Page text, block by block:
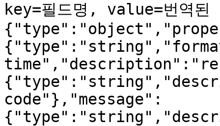
key=필드명, value=번역
code"},"message":